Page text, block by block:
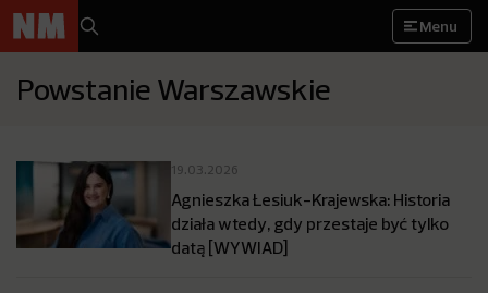
Menu
Powstanie Warszawskie
19.03.2026
Agnieszka Łesiuk-Krajewska: Historia
działa wtedy, gdy przestaje być tylko
datą [WYWIAD]